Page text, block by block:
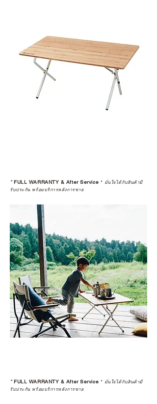
หรือการแก้ไขปัญหาที่อาจเกิดขึ้นใน
อนาคต
ก่อนตัดสินใจซื้อสินค้า เราอยาก
แนะนำให้คุณสอบถามทุกครั้งว่า ร้าน
ค้าที่คุณกำลังเลือกซื้อนั้น มีการรับ
ประกันสินค้าจากตัวแทนจำหน่าย
ในอุปกรณ์ที่คุณรัก มีคุณค่าอย่าง
เลือกซื้อกับ CAMP STUDIO หรือร้าน
ตัวแทนจำหน่ายที่ได้รับการแต่งตั้ง
เพื่อให้คุณได้รับทั้งสินค้า และ
ประสบการณ์ที่สมบูรณ์แบบในระยะ
ยาว
อ่านต่อเรื่องการรับประกันสินค้าได้
ตรงนี้
>> https://www.campstudio.co.th/
warranty
*FULL WARRANTY & After Service * มั่นใจได้กับสินค้ามี
รับประกัน พร้อมบริการหลังการขาย
*FULL WARRANTY & After Service * มั่นใจได้กับสินค้ามี
รับประกัน พร้อมบริการหลังการขาย